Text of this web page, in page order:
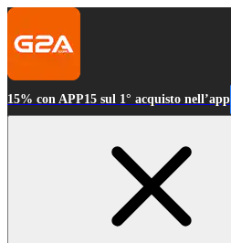
15% con APP15 sul 1° acquisto nell’app